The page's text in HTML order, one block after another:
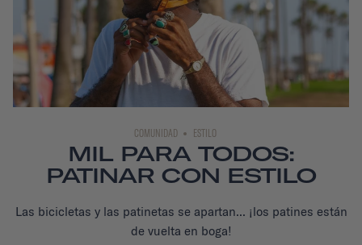
COMUNIDAD ESTILO
MIL PARA TODOS:
PATINAR CON ESTILO
Las bicicletas y las patinetas se apartan... ¡los patines están
de vuelta en boga!